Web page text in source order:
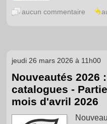
aucun commentaire
jeudi 26 mars 2026 à 11h00
Nouveautés 2026
catalogues -
mois d'avril 2026